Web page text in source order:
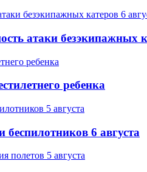
атаки безэкипажных
ребенка
6 августа